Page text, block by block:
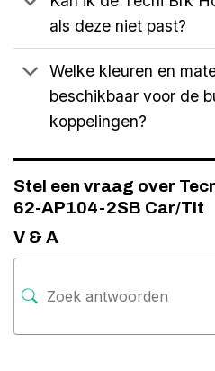
als deze niet past?
Welke kleuren en
beschikbaar voor de
koppelingen?
Stel een vraag over
62-AP104-2SB Car/Tit
V & A